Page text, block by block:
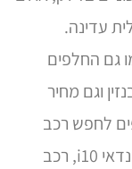
עדינה.
גם החלפים
וגם מחיר
לחפש רכב
חסכוני בדלק שמונע על בנזין, בדקו את יונדאי i10, רכב